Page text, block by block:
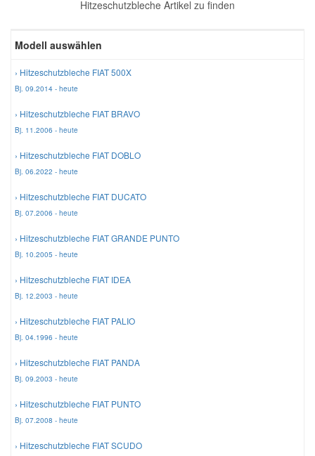
Hitzeschutzbleche Artikel zu finden
Modell auswählen
› Hitzeschutzbleche FIAT 500X
Bj. 09.2014 - heute
› Hitzeschutzbleche FIAT BRAVO
Bj. 11.2006 - heute
› Hitzeschutzbleche FIAT DOBLO
Bj. 06.2022 - heute
› Hitzeschutzbleche FIAT DUCATO
Bj. 07.2006 - heute
› Hitzeschutzbleche FIAT GRANDE PUNTO
Bj. 10.2005 - heute
› Hitzeschutzbleche FIAT IDEA
Bj. 12.2003 - heute
› Hitzeschutzbleche FIAT PALIO
Bj. 04.1996 - heute
› Hitzeschutzbleche FIAT PANDA
Bj. 09.2003 - heute
› Hitzeschutzbleche FIAT PUNTO
Bj. 07.2008 - heute
› Hitzeschutzbleche FIAT SCUDO
Zündanlage und Glühanlage
Mercedes Ersatzteile
Mini Ersatzteile